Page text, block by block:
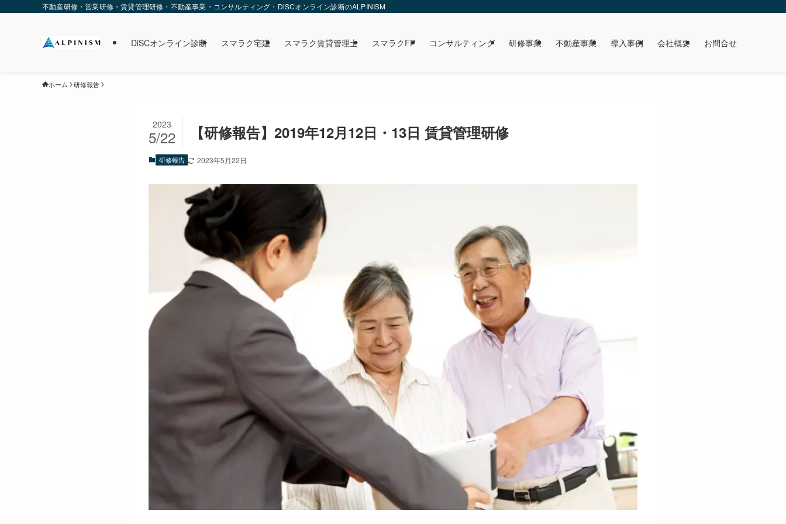
不動産研修・営業研修・賃貸管理研修・不動産事業・コンサルティング・DiSCオンライン診断のALPINISM
DiSCオンライン診断 スマラク宅建 スマラク賃貸管理士 スマラクFP コンサルティング 研修事業 不動産事業 導入事例 会社概要 お問合せ
ホーム 研修報告
【研修報告】2019年12月12日・13日 賃貸管理研修
2023
5/22
研修報告 2023年5月22日